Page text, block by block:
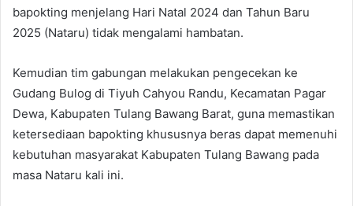
bapokting menjelang Hari Natal 2024 dan Tahun Baru
2025 (Nataru) tidak mengalami hambatan.
Kemudian tim gabungan melakukan pengecekan ke
Gudang Bulog di Tiyuh Cahyou Randu, Kecamatan Pagar
Dewa, Kabupaten Tulang Bawang Barat, guna memastikan
ketersediaan bapokting khususnya beras dapat memenuhi
kebutuhan masyarakat Kabupaten Tulang Bawang pada
masa Nataru kali ini.